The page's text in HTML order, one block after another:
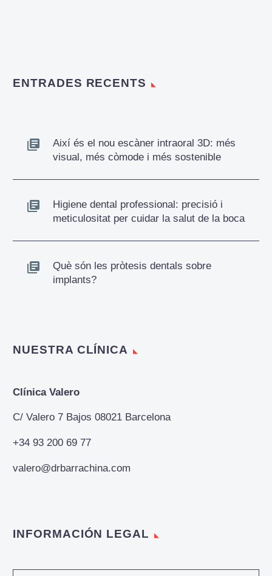
ENTRADES RECENTS
Així és el nou escàner intraoral 3D: més
visual, més còmode i més sostenible
Higiene dental professional: precisió i
meticulositat per cuidar la salut de la boca
Què són les pròtesis dentals sobre
implants?
NUESTRA CLÍNICA
Clínica Valero
C/ Valero 7 Bajos 08021 Barcelona
+34 93 200 69 77
valero@drbarrachina.com
INFORMACIÓN LEGAL